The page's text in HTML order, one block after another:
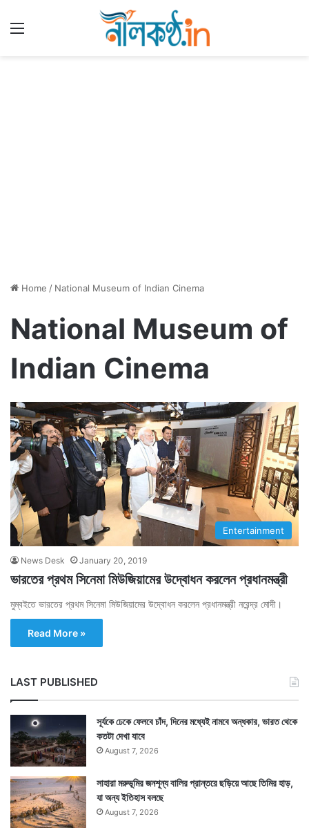
Home / National Museum of Indian Cinema
National Museum of
Indian Cinema
Entertainment
News Desk January 20, 2019
ভারতের প্রথম সিনেমা মিউজিয়ামের উদ্বোধন করলেন প্রধানমন্ত্রী
মুম্বইতে ভারতের প্রথম সিনেমা মিউজিয়ামের উদ্বোধন করলেন প্রধানমন্ত্রী নরেন্দ্র মোদী।
Read More »
LAST PUBLISHED
সূর্যকে ঢেকে ফেলবে চাঁদ, দিনের মধ্যেই নামবে অন্ধকার, ভারত থেকে
কতটা দেখা যাবে
August 7, 2026
সাহারা মরুভূমির জনশূন্য বালির প্রান্তরে ছড়িয়ে আছে তিমির হাড়,
যা অন্য ইতিহাস বলছে
August 7, 2026